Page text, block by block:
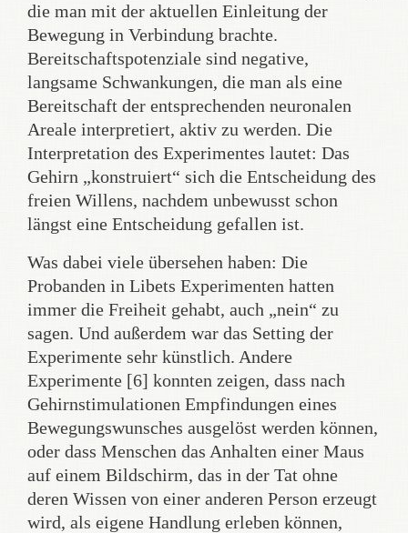
die man mit der aktuellen Einleitung der
Bewegung in Verbindung brachte.
Bereitschaftspotenziale sind negative,
langsame Schwankungen, die man als eine
Bereitschaft der entsprechenden neuronalen
Areale interpretiert, aktiv zu werden. Die
Interpretation des Experimentes lautet: Das
Gehirn „konstruiert“ sich die Entscheidung des
freien Willens, nachdem unbewusst schon
längst eine Entscheidung gefallen ist.
Was dabei viele übersehen haben: Die
Probanden in Libets Experimenten hatten
immer die Freiheit gehabt, auch „nein“ zu
sagen. Und außerdem war das Setting der
Experimente sehr künstlich. Andere
Experimente [6] konnten zeigen, dass nach
Gehirnstimulationen Empfindungen eines
Bewegungswunsches ausgelöst werden können,
oder dass Menschen das Anhalten einer Maus
auf einem Bildschirm, das in der Tat ohne
deren Wissen von einer anderen Person erzeugt
wird, als eigene Handlung erleben können,